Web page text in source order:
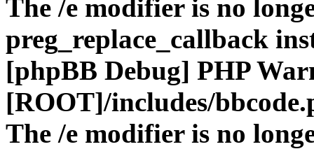
The /e modifier is no
preg_replace_callback
[phpBB Debug] PHP
[ROOT]/includes/
The /e modifier is no